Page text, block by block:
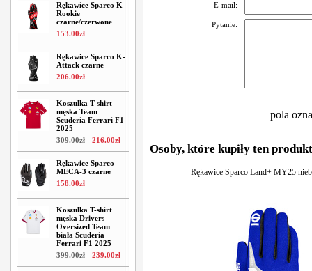
Rękawice Sparco K-
Rookie
czarne/czerwone
153.00zł
Rękawice Sparco K-
Attack czarne
206.00zł
Koszulka T-shirt
męska Team
Scuderia Ferrari F1
2025
309.00zł 216.00zł
Rękawice Sparco
MECA-3 czarne
158.00zł
Koszulka T-shirt
męska Drivers
Oversized Team
biała Scuderia
Ferrari F1 2025
399.00zł 239.00zł
E-mail:
Pytanie:
pola
Osoby, które kupiły ten
Rękawice Sparco Land+ MY25